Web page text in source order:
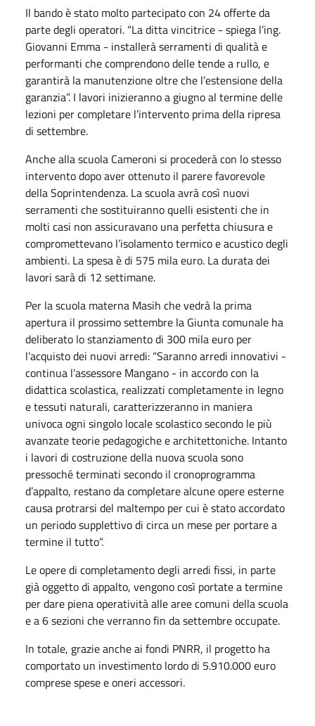
Il bando è stato molto partecipato con 24 offerte da
parte degli operatori. “La ditta vincitrice - spiega l’ing.
Giovanni Emma - installerà serramenti di qualità e
performanti che comprendono delle tende a rullo, e
garantirà la manutenzione oltre che l’estensione della
garanzia”. I lavori inizieranno a giugno al termine delle
lezioni per completare l’intervento prima della ripresa
di settembre.
Anche alla scuola Cameroni si procederà con lo stesso
intervento dopo aver ottenuto il parere favorevole
della Soprintendenza. La scuola avrà così nuovi
serramenti che sostituiranno quelli esistenti che in
molti casi non assicuravano una perfetta chiusura e
compromettevano l’isolamento termico e acustico degli
ambienti. La spesa è di 575 mila euro. La durata dei
lavori sarà di 12 settimane.
Per la scuola materna Masih che vedrà la prima
apertura il prossimo settembre la Giunta comunale ha
deliberato lo stanziamento di 300 mila euro per
l’acquisto dei nuovi arredi: “Saranno arredi innovativi -
continua l’assessore Mangano - in accordo con la
didattica scolastica, realizzati completamente in legno
e tessuti naturali, caratterizzeranno in maniera
univoca ogni singolo locale scolastico secondo le più
avanzate teorie pedagogiche e architettoniche. Intanto
i lavori di costruzione della nuova scuola sono
pressoché terminati secondo il cronoprogramma
d’appalto, restano da completare alcune opere esterne
causa protrarsi del maltempo per cui è stato accordato
un periodo supplettivo di circa un mese per portare a
termine il tutto”.
Le opere di completamento degli arredi fissi, in parte
già oggetto di appalto, vengono così portate a termine
per dare piena operatività alle aree comuni della scuola
e a 6 sezioni che verranno fin da settembre occupate.
In totale, grazie anche ai fondi PNRR, il progetto ha
comportato un investimento lordo di 5.910.000 euro
comprese spese e oneri accessori.